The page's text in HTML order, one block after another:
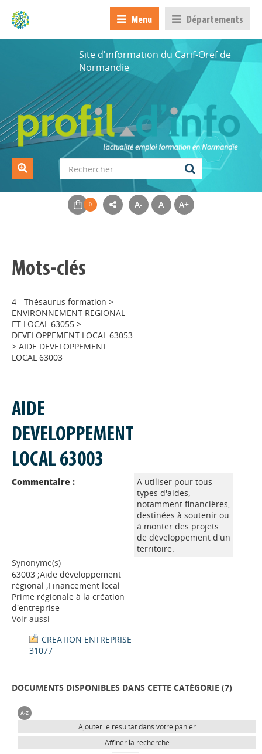
Menu Départements
Site d'information du Carif-Oref de
Normandie
A- A A+
Mots-clés
4 - Thésaurus formation >
ENVIRONNEMENT REGIONAL
ET LOCAL 63055 >
DEVELOPPEMENT LOCAL 63053
> AIDE DEVELOPPEMENT
LOCAL 63003
AIDE
DEVELOPPEMENT
LOCAL 63003
Commentaire :
A utiliser pour tous
types d'aides,
notamment financières,
destinées à soutenir ou
à monter des projets
de développement d'un
territoire.
Synonyme(s)
63003 ;Aide développement
régional ;Financement local
Prime régionale à la création
d'entreprise
Voir aussi
CREATION ENTREPRISE
31077
DOCUMENTS DISPONIBLES DANS CETTE CATÉGORIE (7)
Ajouter le résultat dans votre panier
Affiner la recherche